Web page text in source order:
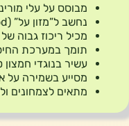
מבוסס על עלי
נחשב ל”מזון על” (Superfood) טבעי לחיזוק הגוף והנפש.
מכיל ריכוז גבוה של
תומך במערכת
עשיר בנוגדי
מסייע בשמירה על
מתאים לצמחונים